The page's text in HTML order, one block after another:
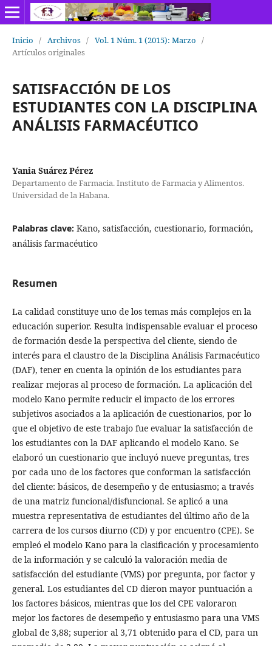
Inicio / Archivos / Vol. 1 Núm. 1 (2015): Marzo /
Artículos originales
SATISFACCIÓN DE LOS
ESTUDIANTES CON LA DISCIPLINA
ANÁLISIS FARMACÉUTICO
Yania Suárez Pérez
Departamento de Farmacia. Instituto de Farmacia y Alimentos.
Universidad de la Habana.
Palabras clave: Kano, satisfacción, cuestionario, formación,
análisis farmacéutico
Resumen
La calidad constituye uno de los temas más complejos en la
educación superior. Resulta indispensable evaluar el proceso
de formación desde la perspectiva del cliente, siendo de
interés para el claustro de la Disciplina Análisis Farmacéutico
(DAF), tener en cuenta la opinión de los estudiantes para
realizar mejoras al proceso de formación. La aplicación del
modelo Kano permite reducir el impacto de los errores
subjetivos asociados a la aplicación de cuestionarios, por lo
que el objetivo de este trabajo fue evaluar la satisfacción de
los estudiantes con la DAF aplicando el modelo Kano. Se
elaboró un cuestionario que incluyó nueve preguntas, tres
por cada uno de los factores que conforman la satisfacción
del cliente: básicos, de desempeño y de entusiasmo; a través
de una matriz funcional/disfuncional. Se aplicó a una
muestra representativa de estudiantes del último año de la
carrera de los cursos diurno (CD) y por encuentro (CPE). Se
empleó el modelo Kano para la clasificación y procesamiento
de la información y se calculó la valoración media de
satisfacción del estudiante (VMS) por pregunta, por factor y
general. Los estudiantes del CD dieron mayor puntuación a
los factores básicos, mientras que los del CPE valoraron
mejor los factores de desempeño y entusiasmo para una VMS
global de 3,88; superior al 3,71 obtenido para el CD, para un